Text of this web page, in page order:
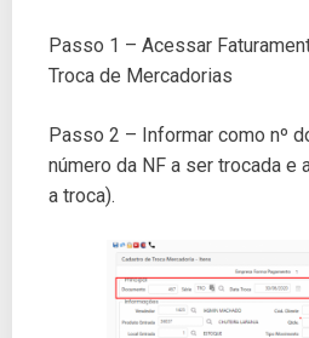
Passo 1 – Acessar
Troca de Mercadorias
Passo 2 – Informar como nº
número da NF a ser trocada e
a troca).